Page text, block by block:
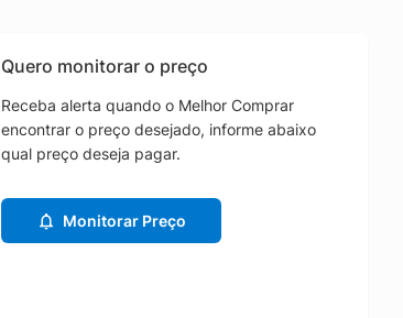
Quero monitorar o preço
Receba alerta quando o Melhor Comprar
encontrar o preço desejado, informe abaixo
qual preço deseja pagar.
Monitorar Preço